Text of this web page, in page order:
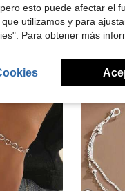
esto puede afectar el
utilizamos y para
Para obtener más